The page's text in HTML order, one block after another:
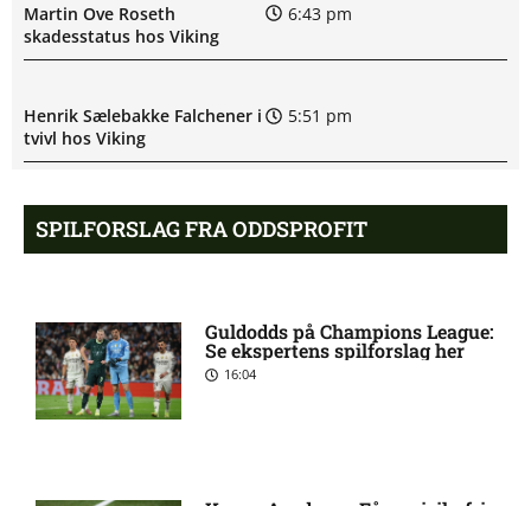
Martin Ove Roseth
skadesstatus hos Viking
6:43 pm
Henrik Sælebakke Falchener i
tvivl hos Viking
5:51 pm
Ibrahim Cissé skade: status
hos AIK Stockholm
4:39 pm
Charlie Steven Brian Pavey
skade: status hos AIK
Stockholm
4:07 pm
SPILFORSLAG FRA ODDSPROFIT
Guldodds på Champions League:
Se ekspertens spilforslag her
16:04